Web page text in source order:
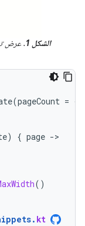
الشكل 1 . عرض
(pageCount = {
) { page -
()
. kt